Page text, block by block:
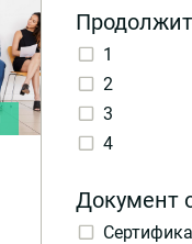
1
2
3
4
Документ